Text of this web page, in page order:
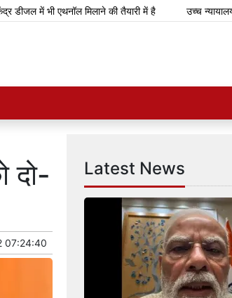
भी एथनॉल मिलाने की तैयारी में है उच्च न्यायालय ने
दो-
07:24:40
Latest News